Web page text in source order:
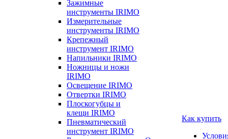
Зажимные
инструменты IRIMO
Измерительные
инструменты IRIMO
Крепежный
инструмент IRIMO
Напильники IRIMO
Ножницы и ножи
IRIMO
Освещение IRIMO
Отвертки IRIMO
Плоскогубцы и
клещи IRIMO
Пневматический
инструмент IRIMO
Как купить